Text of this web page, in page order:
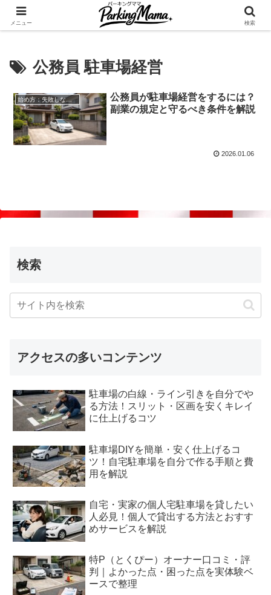
✨空き家・自宅の駐車場を貸してゆとりget🍵
公務員 駐車場経営
始め方：失敗しない自宅駐車場貸し出し
公務員が駐車場経営をするには？
副業の規定と守るべき条件を解説
2026.01.06
検索
アクセスの多いコンテンツ
駐車場の白線・ライン引きを自分でや
る方法！スリット・区画を安くキレイ
に仕上げるコツ
駐車場DIYを簡単・安く仕上げるコ
ツ！自宅駐車場を自分で作る手順と費
用を解説
自宅・実家の個人宅駐車場を貸したい
人必見！個人で貸出する方法とおすす
めサービスを解説
特P（とくぴー）オーナー口コミ・評
判｜よかった点・困った点を実体験ベ
ースで整理
メニュー 検索